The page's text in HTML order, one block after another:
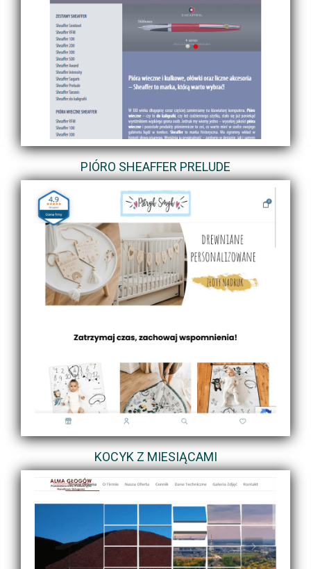
PIÓRO SHEAFFER PRELUDE
KOCYK Z MIESIĄCAMI